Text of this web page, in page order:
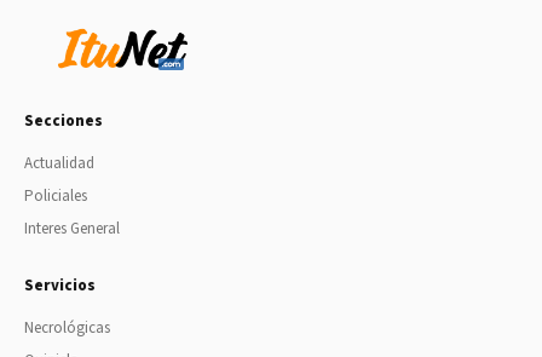
Secciones
Actualidad
Policiales
Interes General
Servicios
Necrológicas